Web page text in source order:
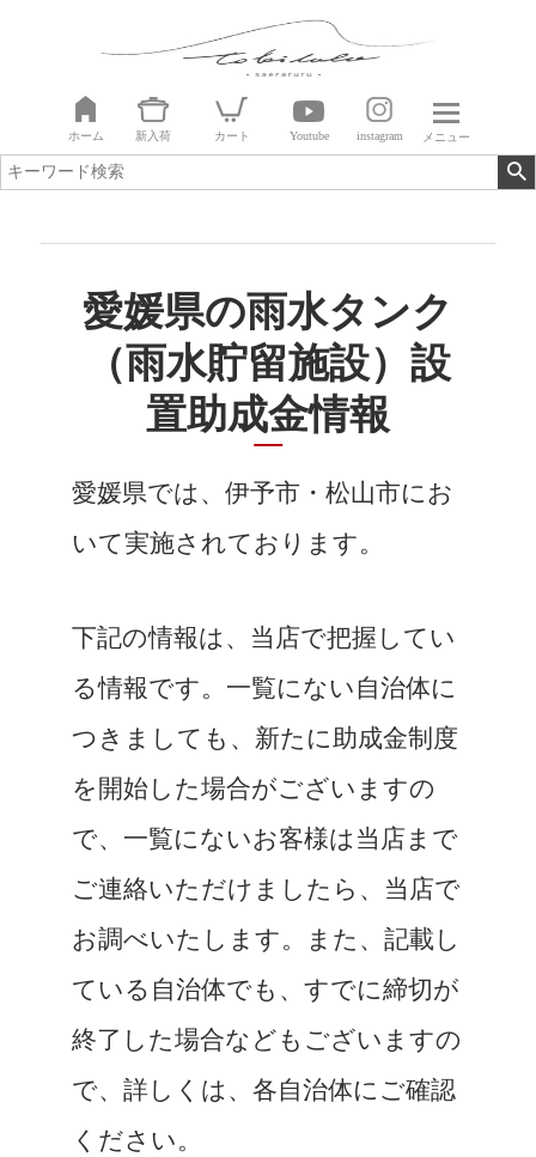
ホーム 新入荷 カート Youtube instagram メニュー
愛媛県の雨水タンク
（雨水貯留施設）設
置助成金情報
愛媛県では、伊予市・松山市にお
いて実施されております。
下記の情報は、当店で把握してい
る情報です。一覧にない自治体に
つきましても、新たに助成金制度
を開始した場合がございますの
で、一覧にないお客様は当店まで
ご連絡いただけましたら、当店で
お調べいたします。また、記載し
ている自治体でも、すでに締切が
終了した場合などもございますの
で、詳しくは、各自治体にご確認
ください。